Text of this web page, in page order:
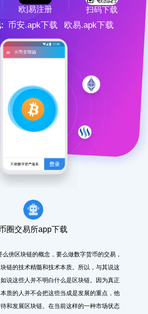
欧|易注册 扫码下载
币安.apk下载 欧易.apk下载
圈交易所app下载
傍区块链的概念，要么做数字货币的交易，
链的技术精髓和技术本质。所以，与其说这
说这些人并不明白什么是区块链。因为真正
质的人并不会把这些当成是发展的重点，他
和发展区块链。在当前这样的一种市场状态